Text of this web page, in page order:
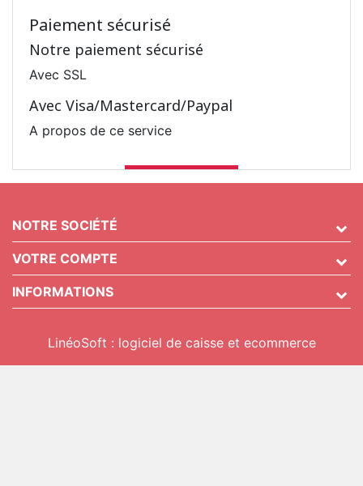
Paiement sécurisé
Notre paiement sécurisé
Avec SSL
Avec Visa/Mastercard/Paypal
A propos de ce service
NOTRE SOCIÉTÉ
VOTRE COMPTE
INFORMATIONS
LinéoSoft : logiciel de caisse et ecommerce